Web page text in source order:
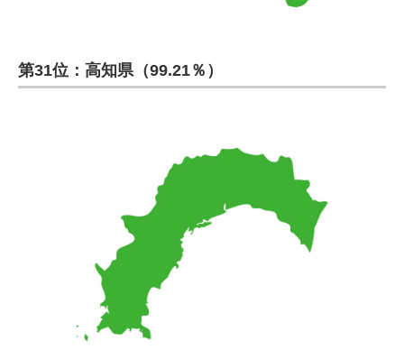
第31位：高知県（99.21％）